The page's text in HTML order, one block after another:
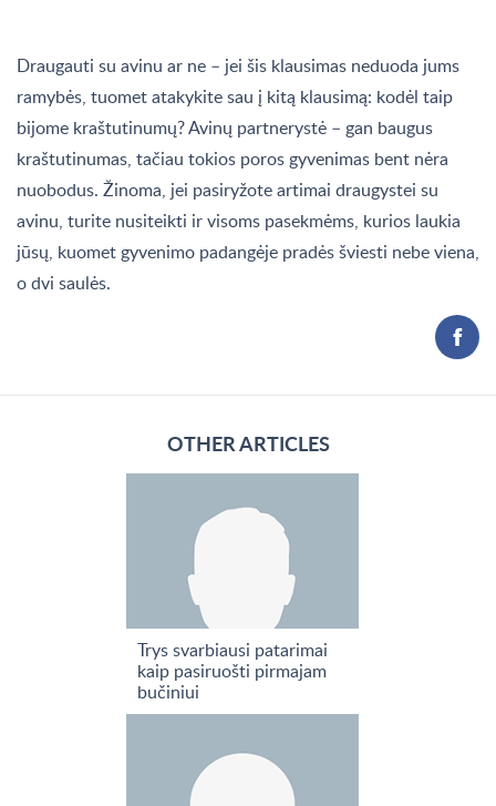
Draugauti su avinu ar ne – jei šis klausimas neduoda jums
ramybės, tuomet atakykite sau į kitą klausimą: kodėl taip
bijome kraštutinumų? Avinų partnerystė – gan baugus
kraštutinumas, tačiau tokios poros gyvenimas bent nėra
nuobodus. Žinoma, jei pasiryžote artimai draugystei su
avinu, turite nusiteikti ir visoms pasekmėms, kurios laukia
jūsų, kuomet gyvenimo padangėje pradės šviesti nebe viena,
o dvi saulės.
OTHER ARTICLES
Trys svarbiausi patarimai
kaip pasiruošti pirmajam
bučiniui